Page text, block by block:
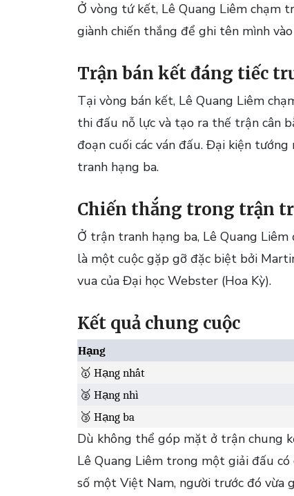
Ở vòng tứ kết, Lê Quang Liêm chạm
giành chiến thắng để ghi tên mình
Trận bán kết đáng tiếc
Tại vòng bán kết, Lê Quang Liêm
thi đấu nỗ lực và tạo ra thế trận cân
đoạn cuối các ván đấu. Đại kiện
tranh hạng ba.
Chiến thắng trong trận
Ở trận tranh hạng ba, Lê Quang
là một cuộc gặp gỡ đặc biệt bởi
vua của Đại học Webster (Hoa Kỳ).
Kết quả chung cuộc
Hạng
🥇 Hạng nhất
🥈 Hạng nhì
🥉 Hạng ba
Dù không thể góp mặt ở trận chung
Lê Quang Liêm trong một giải đấu
số một Việt Nam, người trước đó vừa